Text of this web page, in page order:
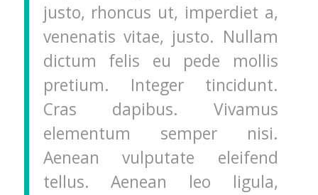
justo, rhoncus ut, imperdiet a,
venenatis vitae, justo. Nullam
dictum felis eu pede mollis
pretium. Integer tincidunt.
Cras dapibus. Vivamus
elementum semper nisi.
Aenean vulputate eleifend
tellus. Aenean leo ligula,